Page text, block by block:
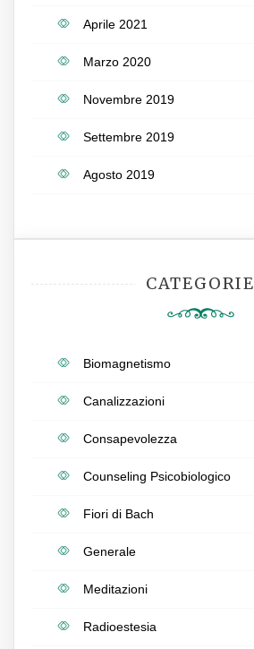
Aprile 2021
Marzo 2020
Novembre 2019
Settembre 2019
Agosto 2019
CATEGORIE
Biomagnetismo
Canalizzazioni
Consapevolezza
Counseling Psicobiologico
Fiori di Bach
Generale
Meditazioni
Radioestesia